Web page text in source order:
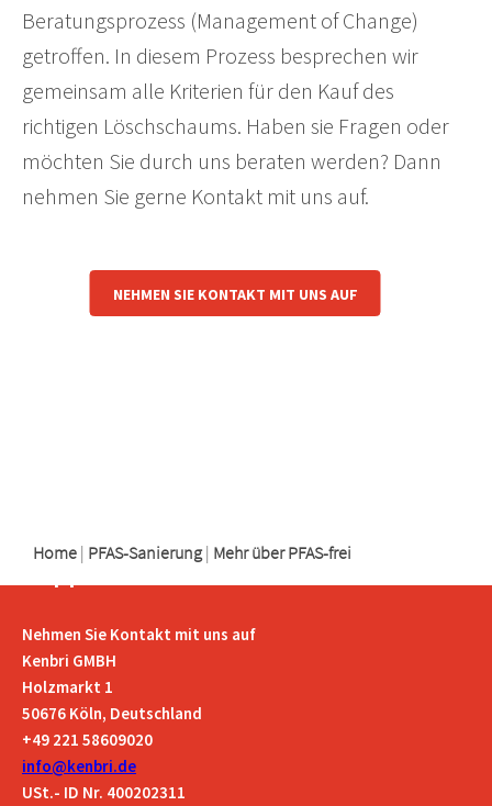
Beratungsprozess (Management of Change)
getroffen. In diesem Prozess besprechen wir
gemeinsam alle Kriterien für den Kauf des
richtigen Löschschaums. Haben sie Fragen oder
möchten Sie durch uns beraten werden? Dann
nehmen Sie gerne Kontakt mit uns auf.
NEHMEN SIE KONTAKT MIT UNS AUF
Home | PFAS-Sanierung | Mehr über PFAS-frei
Support
Nehmen Sie Kontakt mit uns auf
Kenbri GMBH
Holzmarkt 1
50676 Köln, Deutschland
+49 221 58609020
info@kenbri.de
USt.- ID Nr. 400202311